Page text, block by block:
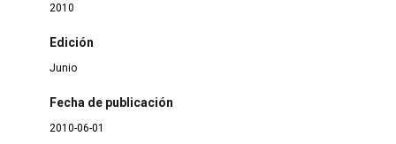
2010
Edición
Junio
Fecha de publicación
2010-06-01